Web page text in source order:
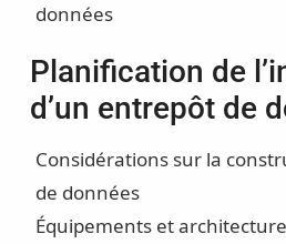
données
Planification de
d’un entrepôt de
Considérations sur la
de données
Équipements et